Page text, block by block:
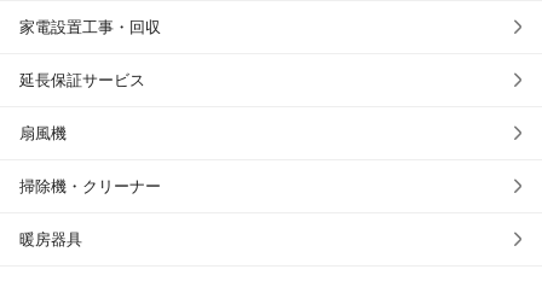
家電設置工事・回収
延長保証サービス
扇風機
掃除機・クリーナー
暖房器具